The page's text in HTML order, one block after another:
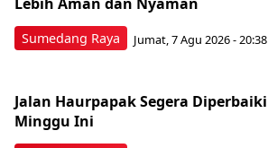
Sumedang Raya Jumat, 7 Agu 2026 - 20:38
Jalan Haurpapak Segera Diperbaiki
Minggu Ini